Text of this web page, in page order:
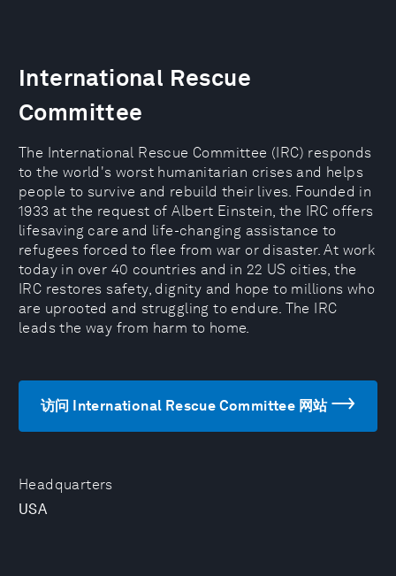
Headquarters
USA
International Rescue
Committee
The International Rescue Committee (IRC) responds
to the world's worst humanitarian crises and helps
people to survive and rebuild their lives. Founded in
1933 at the request of Albert Einstein, the IRC offers
lifesaving care and life-changing assistance to
refugees forced to flee from war or disaster. At work
today in over 40 countries and in 22 US cities, the
IRC restores safety, dignity and hope to millions who
are uprooted and struggling to endure. The IRC
leads the way from harm to home.
访问 International Rescue Committee 网站